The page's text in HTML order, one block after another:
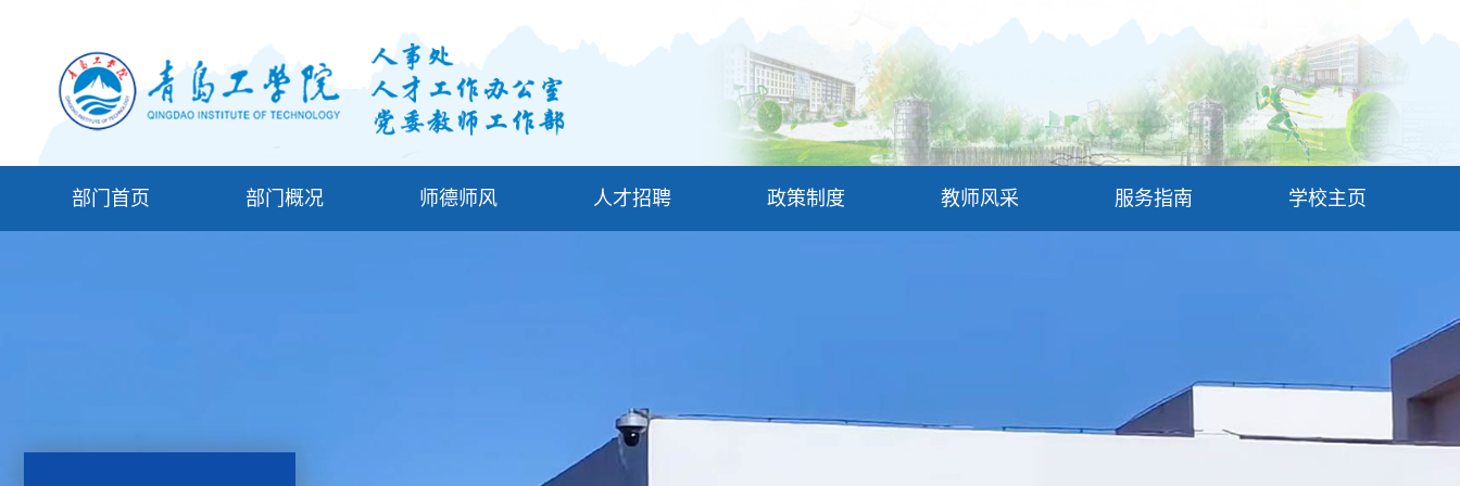
部门首页 部门概况 师德师风 人才招聘 政策制度 教师风采 服务指南 学校主页